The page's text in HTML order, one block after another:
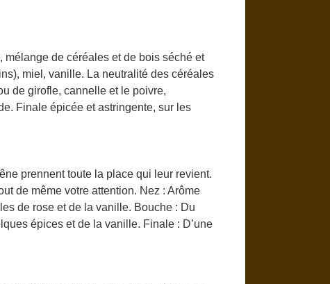
mélange de céréales et de bois séché et
miel, vanille. La neutralité des céréales
de girofle, cannelle et le poivre,
Finale épicée et astringente, sur les
prennent toute la place qui leur revient.
de même votre attention. Nez : Arôme
de rose et de la vanille. Bouche : Du
épices et de la vanille. Finale : D’une